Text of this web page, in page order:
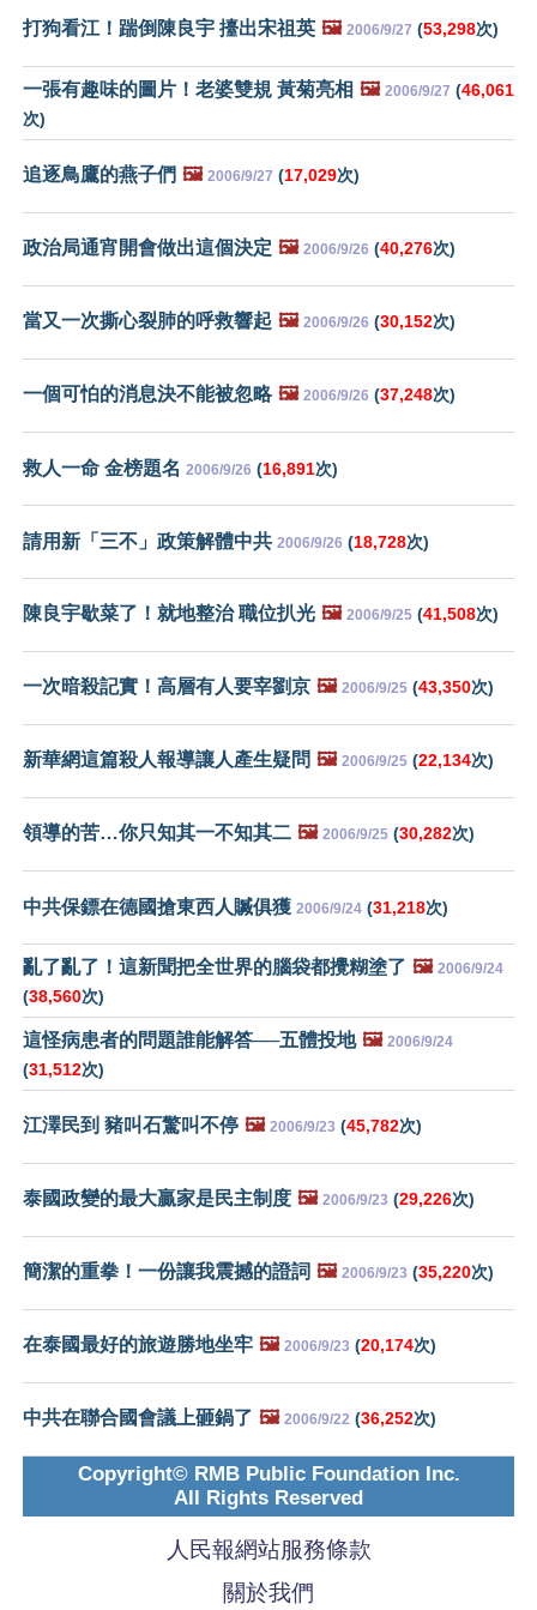
打狗看江！踹倒陳良宇 擡出宋祖英 🖼️ 2006/9/27 (53,298次)
一張有趣味的圖片！老婆雙規 黃菊亮相 🖼️ 2006/9/27 (46,061
次)
追逐鳥鷹的燕子們 🖼️ 2006/9/27 (17,029次)
政治局通宵開會做出這個決定 🖼️ 2006/9/26 (40,276次)
當又一次撕心裂肺的呼救響起 🖼️ 2006/9/26 (30,152次)
一個可怕的消息決不能被忽略 🖼️ 2006/9/26 (37,248次)
救人一命 金榜題名 2006/9/26 (16,891次)
請用新「三不」政策解體中共 2006/9/26 (18,728次)
陳良宇歇菜了！就地整治 職位扒光 🖼️ 2006/9/25 (41,508次)
一次暗殺記實！高層有人要宰劉京 🖼️ 2006/9/25 (43,350次)
新華網這篇殺人報導讓人產生疑問 🖼️ 2006/9/25 (22,134次)
領導的苦…你只知其一不知其二 🖼️ 2006/9/25 (30,282次)
中共保鏢在德國搶東西人贓俱獲 2006/9/24 (31,218次)
亂了亂了！這新聞把全世界的腦袋都攪糊塗了 🖼️ 2006/9/24
(38,560次)
這怪病患者的問題誰能解答──五體投地 🖼️ 2006/9/24
(31,512次)
江澤民到 豬叫石驚叫不停 🖼️ 2006/9/23 (45,782次)
泰國政變的最大贏家是民主制度 🖼️ 2006/9/23 (29,226次)
簡潔的重拳！一份讓我震撼的證詞 🖼️ 2006/9/23 (35,220次)
在泰國最好的旅遊勝地坐牢 🖼️ 2006/9/23 (20,174次)
中共在聯合國會議上砸鍋了 🖼️ 2006/9/22 (36,252次)
Copyright© RMB Public Foundation Inc.
All Rights Reserved
人民報網站服務條款
關於我們